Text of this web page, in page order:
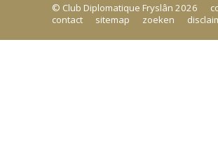
© Club Diplomatique Fryslân 2026
contact
sitemap zoeken